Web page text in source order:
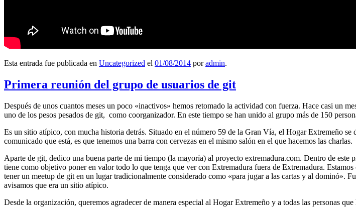
Esta entrada fue publicada en Uncategorized el 01/08/2014 poradmin.
Primera reunión del grupo de usuarios de git
Después de unos cuantos meses un poco «inactivos» hemos retomado la actividad con fuerza. Hace casi un
uno de los pesos pesados de git, como coorganizador. En este tiempo se han unido al grupo más de 150
Es un sitio atípico, con mucha historia detrás. Situado en el número 59 de la Gran Vía, el Hogar Extremeño
comunicado que está, es que tenemos una barra con cervezas en el mismo salón en el que hacemos las charlas.
Aparte de git, dedico una buena parte de mi tiempo (la mayoría) al proyecto extremadura.com. Dentro de
tiene como objetivo poner en valor todo lo que tenga que ver con Extremadura fuera de Extremadura.
tener un meetup de git en un lugar tradicionalmente considerado como «para jugar a las cartas y al dominó».
avisamos que era un sitio atípico.
Desde la organización, queremos agradecer de manera especial al Hogar Extremeño y a todas las personas